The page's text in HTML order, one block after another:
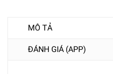
MÔ TẢ
ĐÁNH GIÁ (APP)